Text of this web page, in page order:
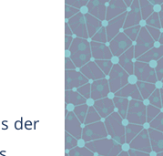
der